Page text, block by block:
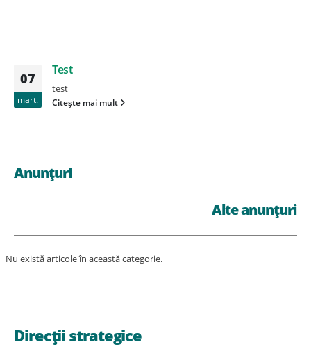
07
mart.
Test
test
Citește mai mult
Anunțuri
Alte anunțuri
Nu există articole în această categorie.
Direcții strategice